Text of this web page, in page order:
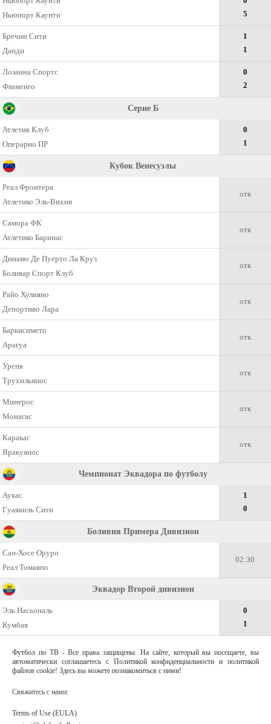
Ньюпорт Каунти
5
Бречин Сити
Данди
1
1
Лозанна Спортс
Фламенго
0
2
Серие Б
Атлетик Клуб
Операрио ПР
0
1
Кубок Венесуэлы
Реал Фронтера
Атлетико Эль-Вихия
отк
Самора ФК
Атлетико Баринас
отк
Динамо Де Пуерто Ла Круз
Боливар Спорт Клуб
отк
Райо Хулияно
Депортиво Лара
отк
Баркисимeто
Арагуа
отк
Уреня
Трухильянос
отк
Минерос
Монагас
отк
Каракас
Яракуянос
отк
Чемпионат Эквадора по футболу
Аукас
Гуаякиль Сити
1
0
Боливия Примера Дивизион
Сан-Хосе Оруро
Реал Томаяпо
02:30
Эквадор Второй дивизион
Эль Насьональ
Кумбая
0
1
Футбол по ТВ - Все права защищены. На сайте, который вы посещаете, вы
автоматически соглашаетесь с Политикой конфиденциальности и политикой
файлов cookie! Здесь вы можете познакомиться с ними!
Свяжитесь с нами:
Terms of Use (EULA)